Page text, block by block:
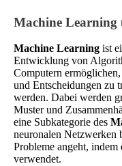
Machine Learning
Machine Learning ist
Entwicklung von
Computern
und Entscheidungen zu
werden. Dabei werden
Muster und
eine Subkategorie des
neuronalen Netzwerken
Probleme angeht,
verwendet.